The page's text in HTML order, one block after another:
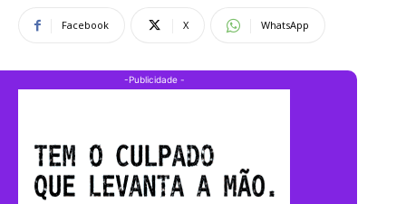
Facebook X WhatsApp
-Publicidade -